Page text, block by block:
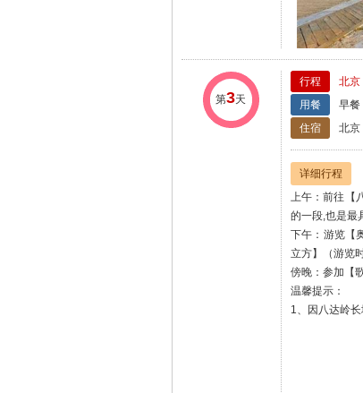
第3天
行程
北京
用餐
早餐
住宿
北京
详细行程
上午：前往【
的一段,也是最
下午：游览【
立方】（游览
傍晚：参加【
温馨提示：
1、因八达岭